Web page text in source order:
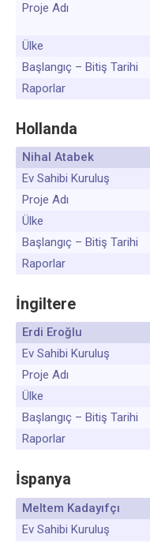
Proje Adı
Ülke
Başlangıç – Bitiş Tarihi
Raporlar
Hollanda
Nihal Atabek
Ev Sahibi Kuruluş
Proje Adı
Ülke
Başlangıç – Bitiş Tarihi
Raporlar
İngiltere
Erdi Eroğlu
Ev Sahibi Kuruluş
Proje Adı
Ülke
Başlangıç – Bitiş Tarihi
Raporlar
İspanya
Meltem Kadayıfçı
Ev Sahibi Kuruluş